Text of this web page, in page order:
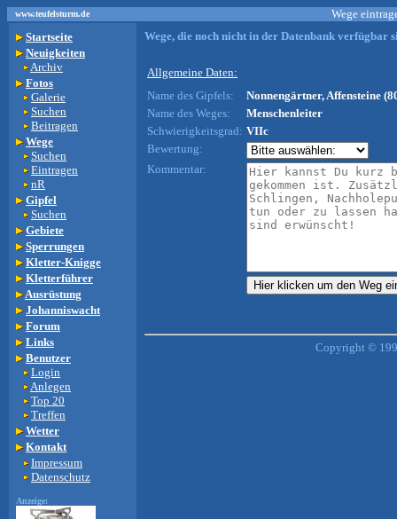
www.teufelsturm.de
Wege
Startseite
Neuigkeiten
Archiv
Fotos
Galerie
Suchen
Beitragen
Wege
Suchen
Eintragen
nR
Gipfel
Suchen
Gebiete
Sperrungen
Kletter-Knigge
Kletterführer
Ausrüstung
Johanniswacht
Forum
Links
Benutzer
Login
Anlegen
Top 20
Treffen
Wetter
Kontakt
Impressum
Datenschutz
Anzeige:
Wege, die noch nicht in der Datenbank verfügbar
Allgemeine Daten:
Name des Gipfels:
Nonnengärtner, Affensteine
Name des Weges:
Menschenleiter
Schwierigkeitsgrad: VIIc
Bewertung:
Kommentar:
Copyright ©